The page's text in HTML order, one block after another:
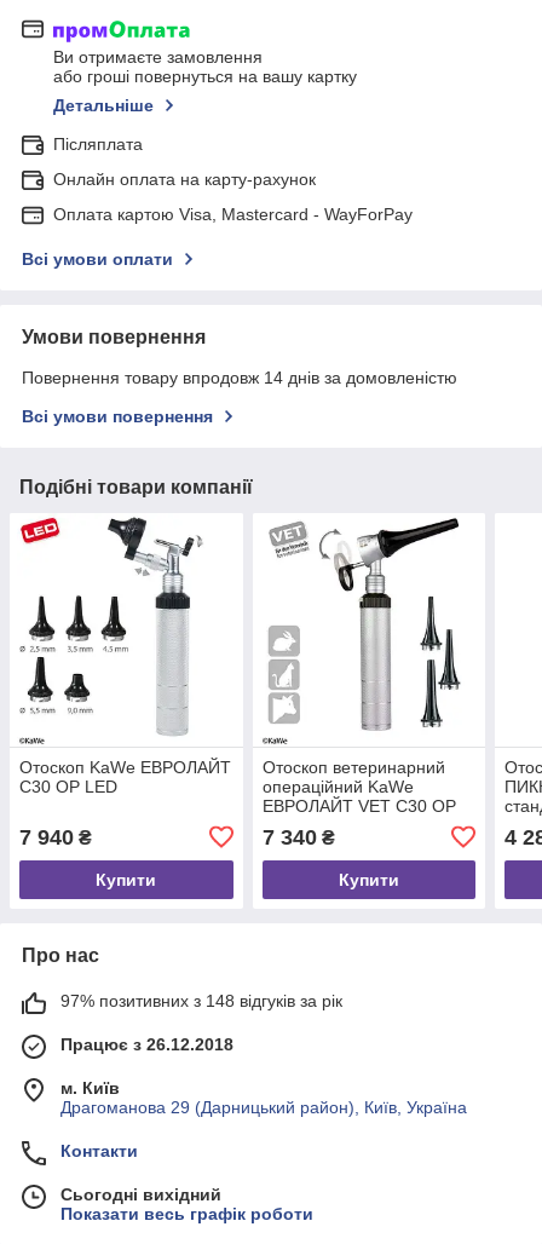
Ви отримаєте замовлення
або гроші повернуться на вашу картку
Детальніше
Післяплата
Онлайн оплата на карту-рахунок
Оплата картою Visa, Mastercard - WayForPay
Всі умови оплати
Умови повернення
Повернення товару впродовж 14 днів за домовленістю
Всі умови повернення
Подібні товари компанії
Отоскоп KaWe ЕВРОЛАЙТ
C30 OP LED
7 940 ₴
Купити
Отоскоп ветеринарний
операційний KaWe
ЕВРОЛАЙТ VET C30 OP
7 340₴
Купити
4
Про нас
97% позитивних з 148 відгуків за рік
Працює з 26.12.2018
м. Київ
Драгоманова 29 (Дарницький район), Київ, Україна
Контакти
Сьогодні вихідний
Показати весь графік роботи